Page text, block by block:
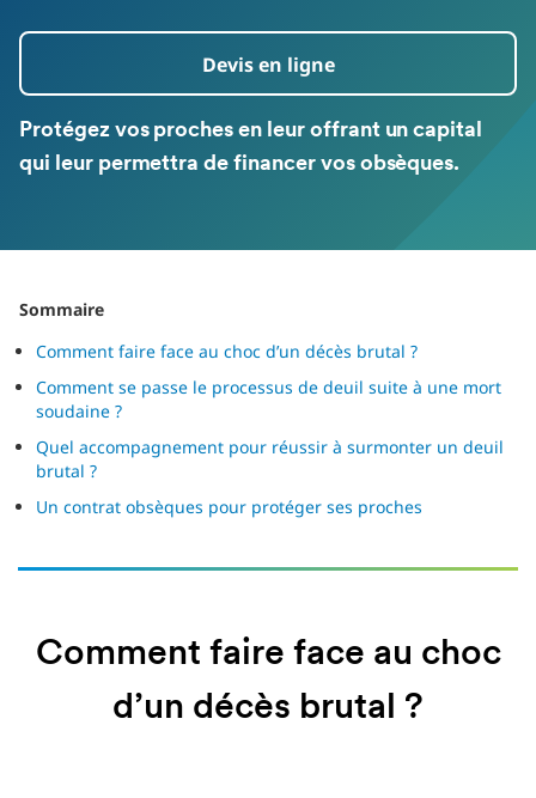
Devis en ligne
Protégez vos proches en leur offrant un capital
qui leur permettra de financer vos obsèques.
Sommaire
Comment faire face au choc d’un décès brutal ?
Comment se passe le processus de deuil suite à une mort
soudaine ?
Quel accompagnement pour réussir à surmonter un deuil
brutal ?
Un contrat obsèques pour protéger ses proches
Comment faire face au choc
d’un décès brutal ?